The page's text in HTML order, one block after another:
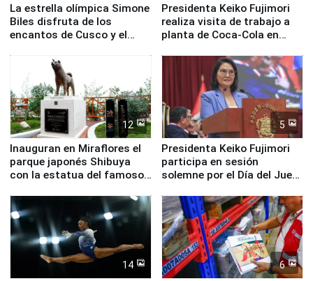
La estrella olímpica Simone
Biles disfruta de los
encantos de Cusco y el
Presidenta Keiko Fujimori
realiza visita de trabajo a
planta de Coca-Cola en
12
Inauguran en Miraflores el
parque japonés Shibuya
con la estatua del famoso
5
Presidenta Keiko Fujimori
participa en sesión
solemne por el Día del Juez
14 6